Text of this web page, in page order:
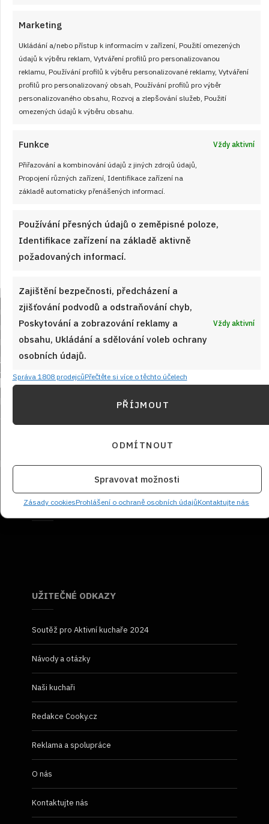
Marketing
Ukládání a/nebo přístup k informacím v zařízení, Použití omezených
údajů k výběru reklam, Vytváření profilů pro personalizovanou
reklamu, Používání profilů k výběru personalizované reklamy, Vytváření
profilů pro personalizovaný obsah, Používání profilů pro výběr
personalizovaného obsahu, Rozvoj a zlepšování služeb, Použití
omezených údajů k výběru obsahu.
Funkce Vždy aktivní
Přiřazování a kombinování údajů z jiných zdrojů údajů,
Propojení různých zařízení, Identifikace zařízení na
základě automaticky přenášených informací.
Používání přesných údajů o zeměpisné poloze,
Identifikace zařízení na základě aktivně
požadovaných informací.
Zajištění bezpečnosti, předcházení a
zjišťování podvodů a odstraňování chyb,
Poskytování a zobrazování reklamy a
obsahu, Ukládání a sdělování voleb ochrany
osobních údajů.
Vždy aktivní
Správa 1808 prodejcůPřečtěte si více o těchto účelech
PŘÍJMOUT
ODMÍTNOUT
Spravovat možnosti
Zásady cookiesProhlášení o ochraně osobních údajůKontaktujte nás
Retro kvíz o sušenkách a cukrovinkách
z dob socialismu: 10/10 bodů dnes
získá jen málokdo
Sledujte nás!
NEZMEŠKEJTE ŽÁDNÝ RECEPT!
UŽITEČNÉ ODKAZY
Soutěž pro Aktivní kuchaře 2024
Návody a otázky
Naši kuchaři
Redakce Cooky.cz
Reklama a spolupráce
O nás
Kontaktujte nás